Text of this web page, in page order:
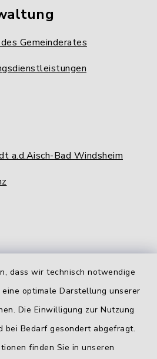
dass wir technisch notwendige
eine optimale Darstellung unserer
Die Einwilligung zur Nutzung
bei Bedarf gesondert abgefragt.
finden Sie in unseren
Gemeinderates
a.d.Aisch-Bad Windsheim